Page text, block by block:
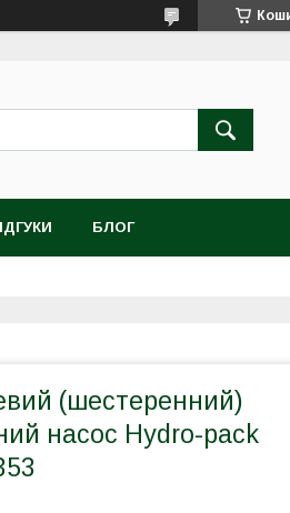
БЛОГ
(шестеренний)
насос Hydro-pack